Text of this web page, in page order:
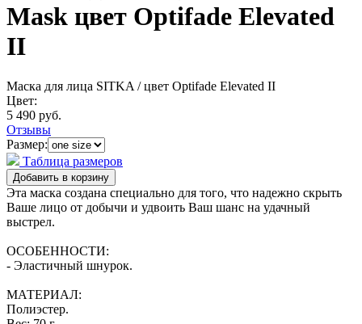
Mask цвет Optifade Elevated
II
Маска для лица SITKA / цвет Optifade Elevated II
Цвет:
5 490 руб.
Отзывы
Размер:
Таблица размеров
Эта маска создана специально для того, что надежно скрыть
Ваше лицо от добычи и удвоить Ваш шанс на удачный
выстрел.
ОСОБЕННОСТИ:
- Эластичный шнурок.
МАТЕРИАЛ:
Полиэстер.